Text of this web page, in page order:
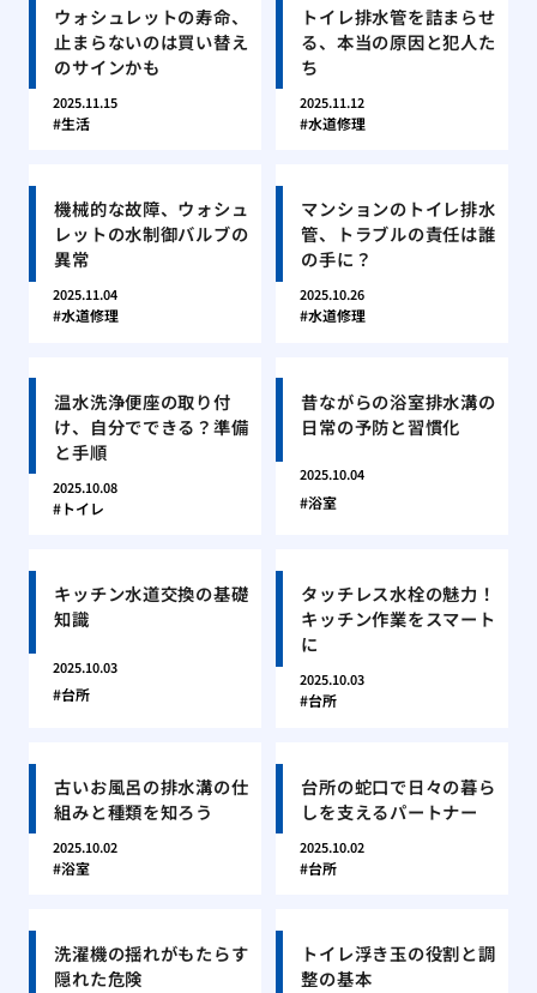
ウォシュレットの寿命、
止まらないのは買い替え
のサインかも
2025.11.15
生活
トイレ排水管を詰まらせ
る、本当の原因と犯人た
ち
2025.11.12
水道修理
機械的な故障、ウォシュ
レットの水制御バルブの
異常
2025.11.04
水道修理
マンションのトイレ排水
管、トラブルの責任は誰
の手に？
2025.10.26
水道修理
温水洗浄便座の取り付
け、自分でできる？準備
と手順
2025.10.08
トイレ
昔ながらの浴室排水溝の
日常の予防と習慣化
2025.10.04
浴室
キッチン水道交換の基礎
知識
2025.10.03
台所
タッチレス水栓の魅力！
キッチン作業をスマート
に
2025.10.03
台所
古いお風呂の排水溝の仕
組みと種類を知ろう
2025.10.02
浴室
台所の蛇口で日々の暮ら
しを支えるパートナー
2025.10.02
台所
洗濯機の揺れがもたらす
隠れた危険
トイレ浮き玉の役割と調
整の基本